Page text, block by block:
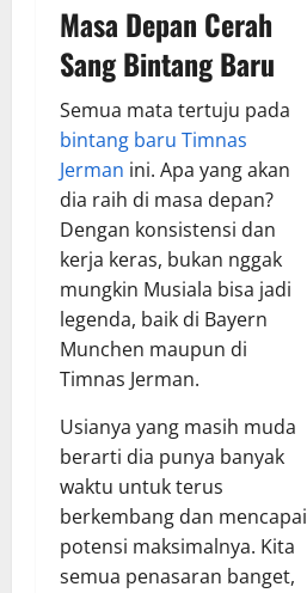
Masa Depan Cerah
Sang Bintang Baru
Semua mata tertuju pada
bintang baru Timnas
Jerman ini. Apa yang akan
dia raih di masa depan?
Dengan konsistensi dan
kerja keras, bukan nggak
mungkin Musiala bisa jadi
legenda, baik di Bayern
Munchen maupun di
Timnas Jerman.
Usianya yang masih muda
berarti dia punya banyak
waktu untuk terus
berkembang dan mencapai
potensi maksimalnya. Kita
semua penasaran banget,